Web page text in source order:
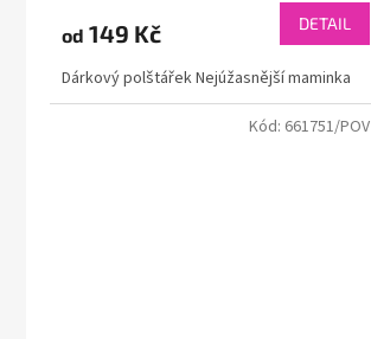
od 149 Kč DETAIL
Dárkový polštářek Nejúžasnější maminka
Kód: 661751/POV